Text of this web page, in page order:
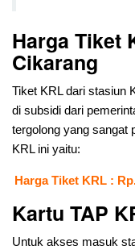
Harga Tiket
Cikarang
Tiket KRL dari stasiun
di subsidi dari
tergolong yang sangat
KRL ini yaitu:
Harga Tiket KRL :
Kartu TAP
Untuk akses masuk